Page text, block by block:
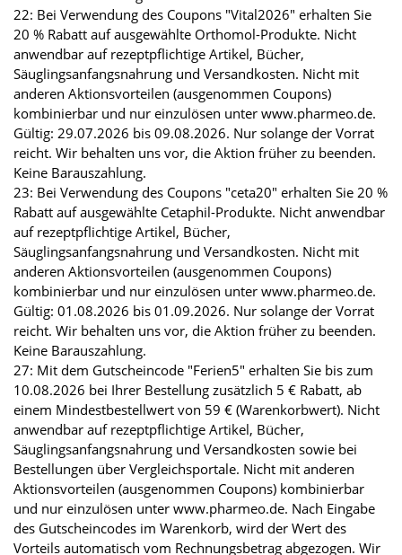
22: Bei Verwendung des Coupons "Vital2026" erhalten Sie
20 % Rabatt auf ausgewählte Orthomol-Produkte. Nicht
anwendbar auf rezeptpflichtige Artikel, Bücher,
Säuglingsanfangsnahrung und Versandkosten. Nicht mit
anderen Aktionsvorteilen (ausgenommen Coupons)
kombinierbar und nur einzulösen unter www.pharmeo.de.
Gültig: 29.07.2026 bis 09.08.2026. Nur solange der Vorrat
reicht. Wir behalten uns vor, die Aktion früher zu beenden.
Keine Barauszahlung.
23: Bei Verwendung des Coupons "ceta20" erhalten Sie 20 %
Rabatt auf ausgewählte Cetaphil-Produkte. Nicht anwendbar
auf rezeptpflichtige Artikel, Bücher,
Säuglingsanfangsnahrung und Versandkosten. Nicht mit
anderen Aktionsvorteilen (ausgenommen Coupons)
kombinierbar und nur einzulösen unter www.pharmeo.de.
Gültig: 01.08.2026 bis 01.09.2026. Nur solange der Vorrat
reicht. Wir behalten uns vor, die Aktion früher zu beenden.
Keine Barauszahlung.
27: Mit dem Gutscheincode "Ferien5" erhalten Sie bis zum
10.08.2026 bei Ihrer Bestellung zusätzlich 5 € Rabatt, ab
einem Mindestbestellwert von 59 € (Warenkorbwert). Nicht
anwendbar auf rezeptpflichtige Artikel, Bücher,
Säuglingsanfangsnahrung und Versandkosten sowie bei
Bestellungen über Vergleichsportale. Nicht mit anderen
Aktionsvorteilen (ausgenommen Coupons) kombinierbar
und nur einzulösen unter www.pharmeo.de. Nach Eingabe
des Gutscheincodes im Warenkorb, wird der Wert des
Vorteils automatisch vom Rechnungsbetrag abgezogen. Wir